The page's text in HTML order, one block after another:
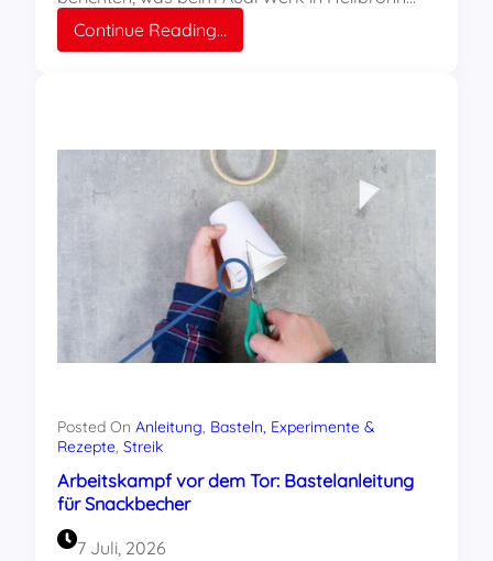
Continue Reading…
Video:
sind
solidarisch
mit
den
Arbeitern
bei
VW
Posted On Anleitung, Basteln, Experimente &
Rezepte, Streik
Arbeitskampf vor dem Tor: Bastelanleitung
für Snackbecher
7 Juli, 2026